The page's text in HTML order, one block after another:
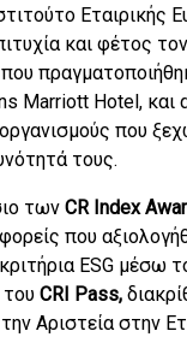
Εταιρικής
και φέτος
Marriott Hotel , και
που
τους.
των CR Index
φορείς που
ESG μέσω
CRI Pass,
Αριστεία στην